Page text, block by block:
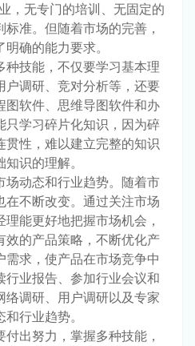
，无专门的培训、无固定的
准。但随着市场的完善，
确的能力要求。
种技能，不仅要学习基本理
户调研、竞对分析等，还要
图软件、思维导图软件和办
只学习碎片化知识，因为碎
贯性，难以建立完整的知识
识的理解。
场动态和行业趋势。随着市
在不断改变。通过关注市场
能更好地把握市场机会，
效的产品策略，不断优化产
求，使产品在市场竞争中
行业报告、参加行业会议和
络调研、用户调研以及专家
行业趋势。
出努力，掌握多种技能，